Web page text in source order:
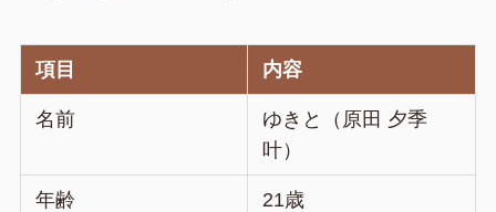
項目 内容
名前
ゆきと（原田 夕季
叶）
年齢 21歳